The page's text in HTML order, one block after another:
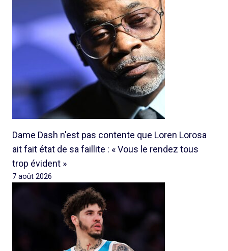
Dame Dash n'est pas contente que Loren Lorosa
ait fait état de sa faillite : « Vous le rendez tous
trop évident »
7 août 2026